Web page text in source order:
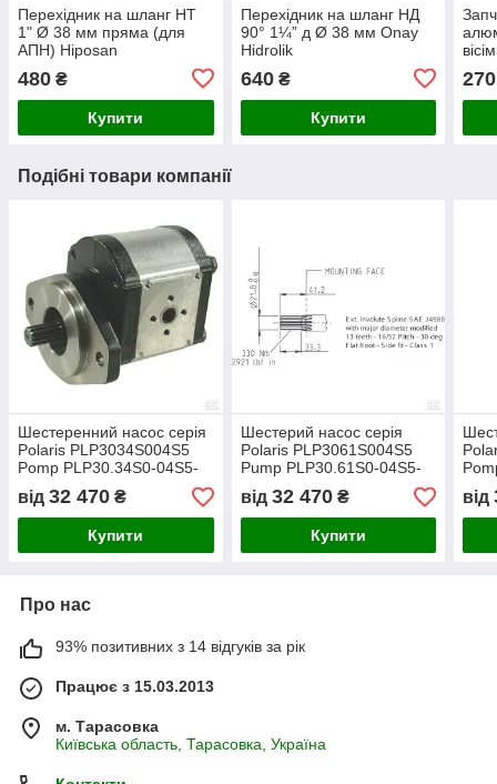
Перехідник на шланг НТ
1" Ø 38 мм пряма (для
АПН) Hiposan
480 ₴
Купити
Перехідник на шланг НД
90° 1¼” д Ø 38 мм Onay
Hidrolik
640₴
Купити
270
Подібні товари компанії
Шестеренний насос серія
Polaris PLP3034S004S5
Pomp PLP30.34S0-04S5-
від 32 470 ₴
Купити
Шестерий насос серія
Polaris PLP3061S004S5
Pump PLP30.61S0-04S5-
від 32 470₴
Купити
від
Про нас
93% позитивних з 14 відгуків за рік
Працює з 15.03.2013
м. Тарасовка
Київська область, Тарасовка, Україна